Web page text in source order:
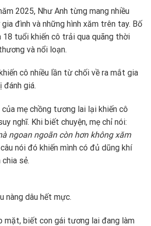
2025, Như Anh từng mang nhiều
đình và những hình xăm trên tay. Bố
18 tuổi khiến cô trải qua quãng thời
và nổi loạn.
cô nhiều lần từ chối về ra mắt gia
đánh giá.
của mẹ chồng tương lai lại khiến cô
nghĩ. Khi biết chuyện, mẹ chỉ nói:
ngoan ngoãn còn hơn không xăm
nói đó khiến mình có đủ dũng khí
sẻ.
nàng dâu hết mực.
mặt, biết con gái tương lai đang làm